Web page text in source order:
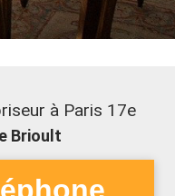
à Paris 17e
Brioult